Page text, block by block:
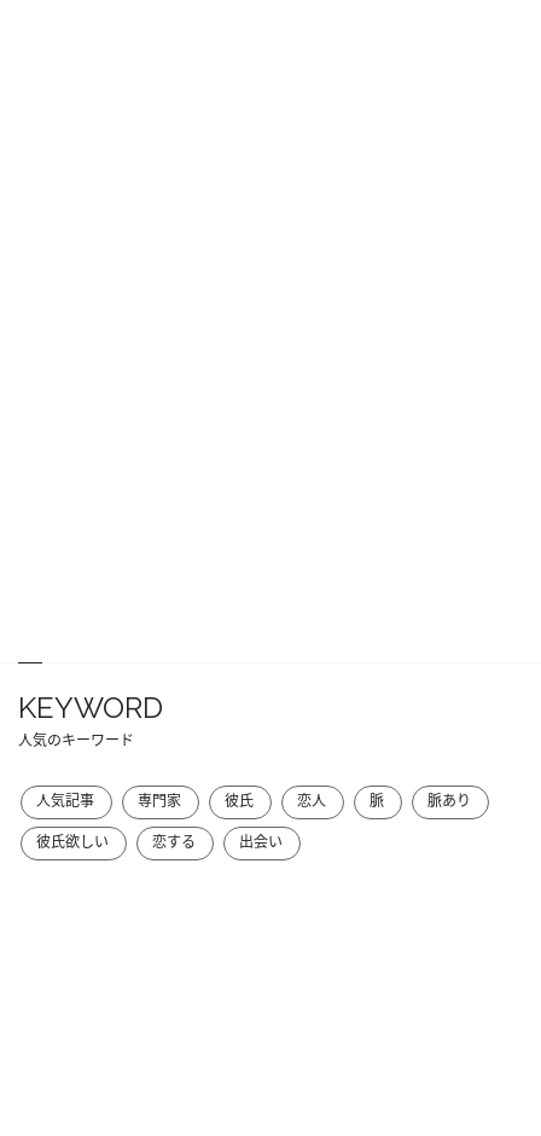
KEYWORD
人気のキーワード
人気記事 専門家 彼氏 恋人 脈
脈あり
彼氏欲しい
恋する 出会い